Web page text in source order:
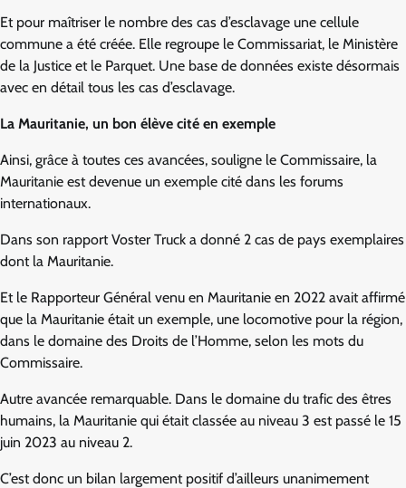
Et pour maîtriser le nombre des cas d’esclavage une cellule
commune a été créée. Elle regroupe le Commissariat, le Ministère
de la Justice et le Parquet. Une base de données existe désormais
avec en détail tous les cas d’esclavage.
La Mauritanie, un bon élève cité en exemple
Ainsi, grâce à toutes ces avancées, souligne le Commissaire, la
Mauritanie est devenue un exemple cité dans les forums
internationaux.
Dans son rapport Voster Truck a donné 2 cas de pays exemplaires
dont la Mauritanie.
Et le Rapporteur Général venu en Mauritanie en 2022 avait affirmé
que la Mauritanie était un exemple, une locomotive pour la région,
dans le domaine des Droits de l’Homme, selon les mots du
Commissaire.
Autre avancée remarquable. Dans le domaine du trafic des êtres
humains, la Mauritanie qui était classée au niveau 3 est passé le 15
juin 2023 au niveau 2.
C’est donc un bilan largement positif d’ailleurs unanimement